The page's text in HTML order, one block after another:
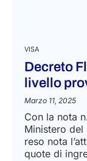
VISA
Decreto
livello
Marzo 11, 2025
Con la nota
Ministero del
reso nota
quote di